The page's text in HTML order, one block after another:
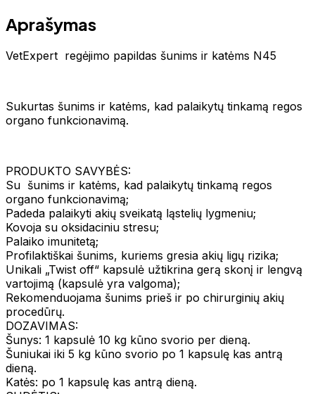
Aprašymas
VetExpert regėjimo papildas šunims ir katėms N45
Sukurtas šunims ir katėms, kad palaikytų tinkamą regos
organo funkcionavimą.
PRODUKTO SAVYBĖS:
Su šunims ir katėms, kad palaikytų tinkamą regos
organo funkcionavimą;
Padeda palaikyti akių sveikatą ląstelių lygmeniu;
Kovoja su oksidaciniu stresu;
Palaiko imunitetą;
Profilaktiškai šunims, kuriems gresia akių ligų rizika;
Unikali „Twist off“ kapsulė užtikrina gerą skonį ir lengvą
vartojimą (kapsulė yra valgoma);
Rekomenduojama šunims prieš ir po chirurginių akių
procedūrų.
DOZAVIMAS:
Šunys: 1 kapsulė 10 kg kūno svorio per dieną.
Šuniukai iki 5 kg kūno svorio po 1 kapsulę kas antrą
dieną.
Katės: po 1 kapsulę kas antrą dieną.